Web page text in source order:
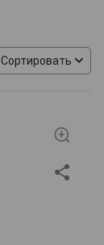
Сортировать